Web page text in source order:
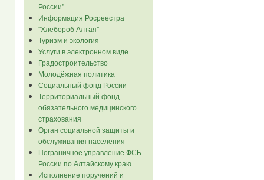
России"
Информация Росреестра
"Хлебороб Алтая"
Туризм и экология
Услуги в электронном виде
Градостроительство
Молодёжная политика
Социальный фонд России
Территориальный фонд
обязательного медицинского
страхования
Орган социальной защиты и
обслуживания населения
Пограничное управление ФСБ
России по Алтайскому краю
Исполнение поручений и